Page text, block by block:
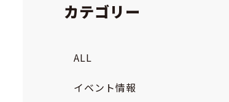
カテゴリー
ALL
イベント情報